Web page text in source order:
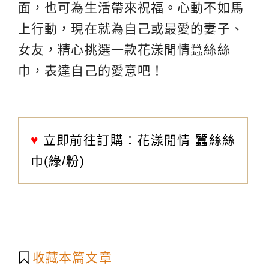
面，也可為生活帶來祝福。心動不如馬
上行動，現在就為自己或最愛的妻子、
女友，精心挑選一款花漾閒情蠶絲絲
巾，表達自己的愛意吧！
♥ 立即前往訂購： 花漾閒情 蠶絲絲
巾(綠/粉)
收藏本篇文章